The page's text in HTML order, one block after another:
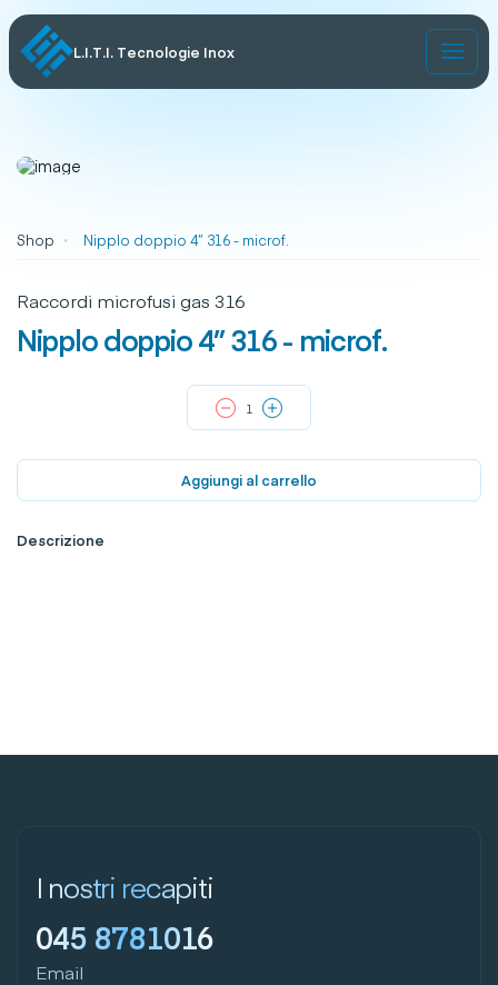
L.I.T.I. Tecnologie Inox
Shop Nipplo doppio 4” 316 - microf.
Raccordi microfusi gas 316
Nipplo doppio 4” 316 - microf.
Aggiungi al carrello
Descrizione
I nostri recapiti
045 8781016
Email